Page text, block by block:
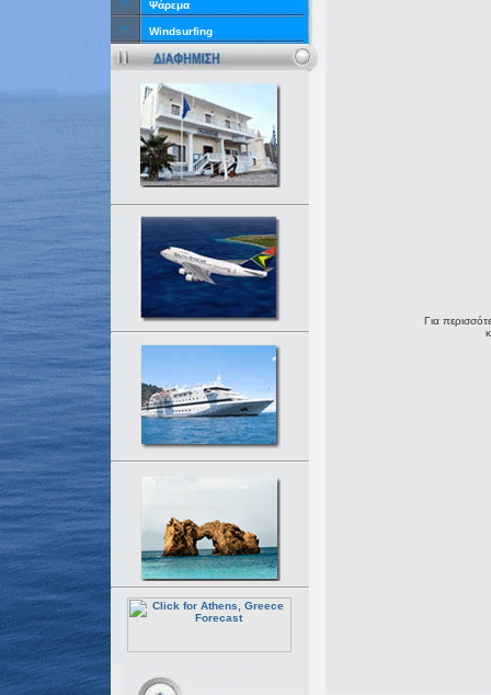
Για
Ψάρεμα
Windsurfing